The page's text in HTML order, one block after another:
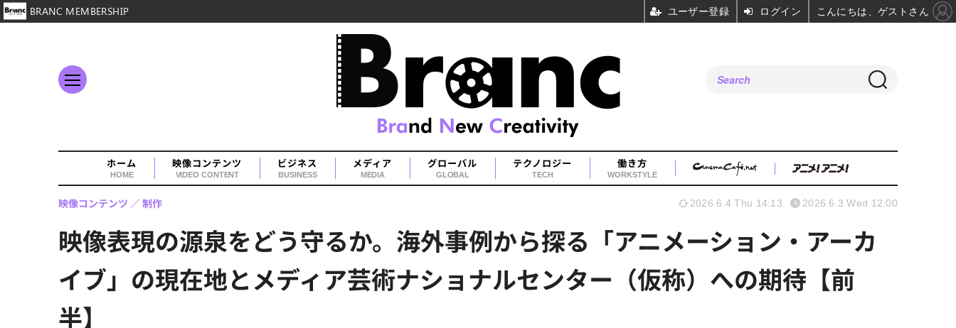
ホーム
HOME
映像コンテンツ
VIDEO CONTENT
ビジネス
BUSINESS
メディア
MEDIA
グローバル
GLOBAL
テクノロジー
TECH
働き方
WORKSTYLE
映像表現の源泉をどう守るか。海外事例から探る「アニメーション・アーカ
イブ」の現在地とメディア芸術ナショナルセンター（仮称）への期待【前
半】
映像コンテンツ 制作 2026.6.4 Thu 14:13 2026.6.3 Wed 12:00
BRANC MEMBERSHIP ユーザー登録 ログイン こんにちは、ゲストさん